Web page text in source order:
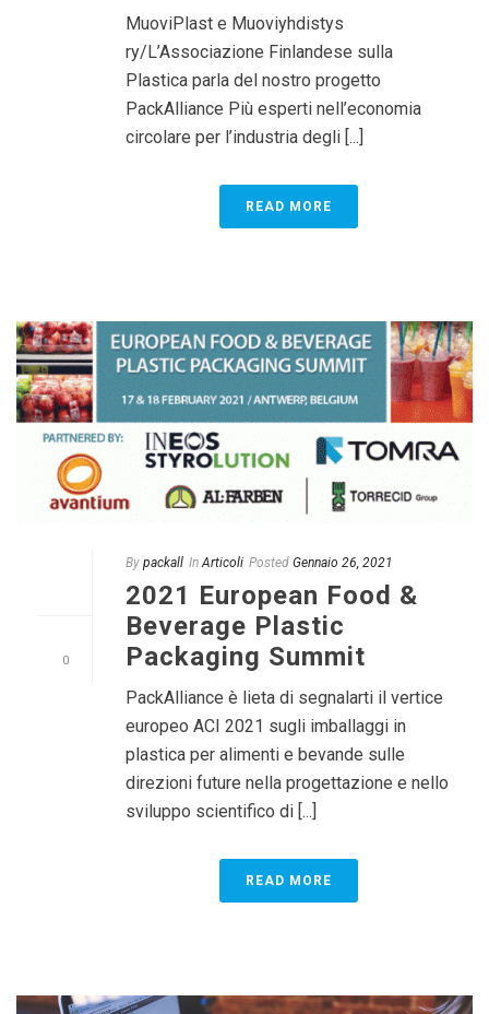
MuoviPlast e Muoviyhdistys
ry/L’Associazione Finlandese sulla
Plastica parla del nostro progetto
PackAlliance Più esperti nell’economia
circolare per l’industria degli [...]
READ MORE
0
By packall In Articoli Posted Gennaio 26, 2021
2021 European Food &
Beverage Plastic
Packaging Summit
PackAlliance è lieta di segnalarti il vertice
europeo ACI 2021 sugli imballaggi in
plastica per alimenti e bevande sulle
direzioni future nella progettazione e nello
sviluppo scientifico di [...]
READ MORE